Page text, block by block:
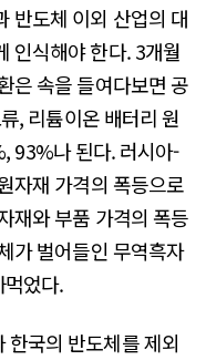
반도체 이외 산업의 대
인식해야 한다. 3개월
은 속을 들여다보면 공
, 리튬이온 배터리 원
93%나 된다. 러시아-
자재 가격의 폭등으로
재와 부품 가격의 폭등
가 벌어들인 무역흑자
었다.
한국의 반도체를 제외